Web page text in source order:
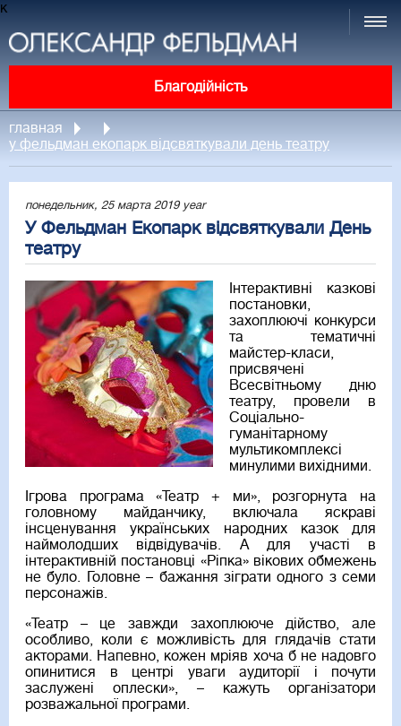
к
Благодійність
главная
у фельдман екопарк відсвяткували день театру
понедельник, 25 марта 2019 year
У Фельдман Екопарк відсвяткували День
театру
Інтерактивні казкові
постановки,
захоплюючі конкурси
та тематичні
майстер-класи,
присвячені
Всесвітньому дню
театру, провели в
Соціально-
гуманітарному
мультикомплексі
минулими вихідними.
Ігрова програма «Театр + ми», розгорнута на
головному майданчику, включала яскраві
інсценування українських народних казок для
наймолодших відвідувачів. А для участі в
інтерактивній постановці «Ріпка» вікових обмежень
не було. Головне – бажання зіграти одного з семи
персонажів.
«Театр – це завжди захоплююче дійство, але
особливо, коли є можливість для глядачів стати
акторами. Напевно, кожен мріяв хоча б не надовго
опинитися в центрі уваги аудиторії і почути
заслужені оплески», – кажуть організатори
розважальної програми.